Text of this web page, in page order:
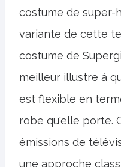
costume de super-
variante de cette
costume de
meilleur illustre à
est flexible en
robe qu'elle porte.
émissions de
une approche